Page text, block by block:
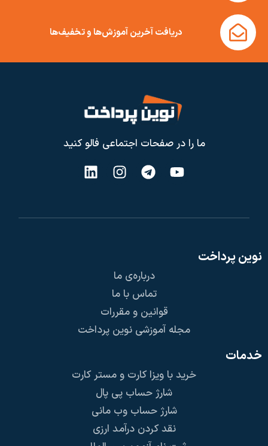
دریافت آخرین آموزش‌ها و تخفیف‌ها
ما را در صفحات اجتماعی فالو کنید
نوین پرداخت
درباره‌ی ما
تماس با ما
قوانین و مقررات
مجله آموزشی نوین پرداخت
خدمات
خرید با ویزا کارت و مستر کارت
شارژ حساب پی پال
شارژ حساب وب مانی
نقد کردن درآمد ارزی